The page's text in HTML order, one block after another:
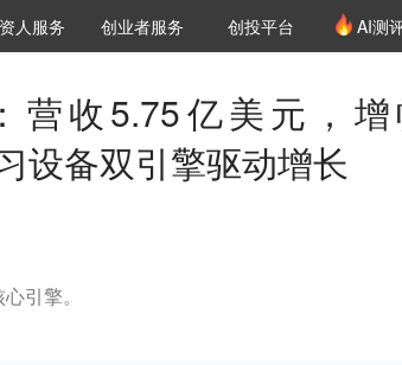
投资机构库
构职位推介
人服务 创投氪堂
创业者服务 创投平台 AI测
营收5.75亿美元，增
设备双引擎驱动增长
引擎。